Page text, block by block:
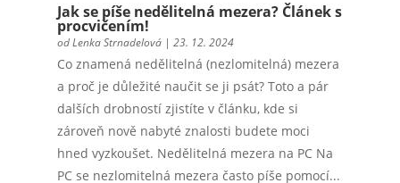
Jak se píše nedělitelná mezera? Článek s
procvičením!
odLenka Strnadelová| 23. 12. 2024
Co znamená nedělitelná (nezlomitelná) mezera
a proč je důležité naučit se ji psát? Toto a pár
dalších drobností zjistíte v článku, kde si
zároveň nově nabyté znalosti budete moci
hned vyzkoušet. Nedělitelná mezera na PC Na
PC se nezlomitelná mezera často píše pomocí...